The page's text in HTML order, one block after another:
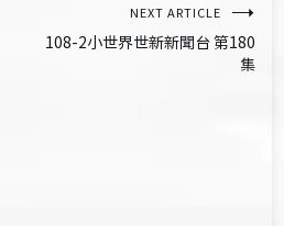
NEXT ARTICLE
108-2小世界世新新聞台 第180
集